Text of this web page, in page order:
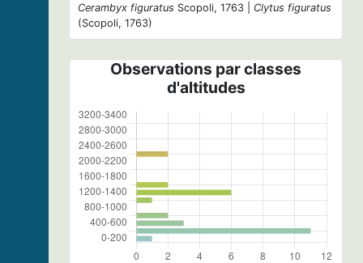
Cerambyx figuratus Scopoli, 1763 | Clytus figuratus
(Scopoli, 1763)
Observations par classes
d'altitudes